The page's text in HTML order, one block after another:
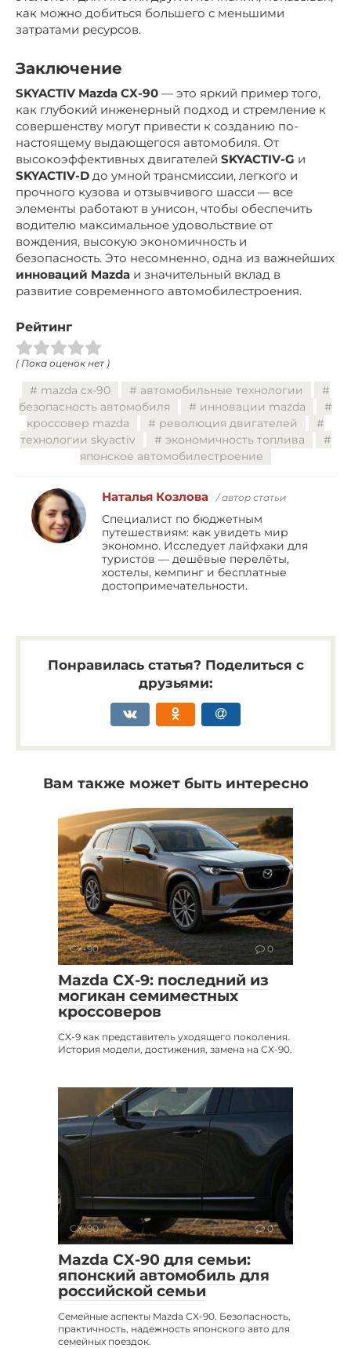
как можно добиться большего с меньшими
затратами ресурсов.
Заключение
SKYACTIV Mazda CX-90 — это яркий пример того,
как глубокий инженерный подход и стремление к
совершенству могут привести к созданию по-
настоящему выдающегося автомобиля. От
высокоэффективных двигателей SKYACTIV-G и
SKYACTIV-D до умной трансмиссии, легкого и
прочного кузова и отзывчивого шасси — все
элементы работают в унисон, чтобы обеспечить
водителю максимальное удовольствие от
вождения, высокую экономичность и
безопасность. Это несомненно, одна из важнейших
инноваций Mazda и значительный вклад в
развитие современного автомобилестроения.
Рейтинг
( Пока оценок нет )
mazda cx-90
автомобильные технологии
безопасность автомобиля
инновации mazda
кроссовер mazda
революция двигателей
технологии skyactiv
экономичность топлива
японское автомобилестроение
Наталья Козлова / автор статьи
Специалист по бюджетным
путешествиям: как увидеть мир
экономно. Исследует лайфхаки для
туристов — дешёвые перелёты,
хостелы, кемпинг и бесплатные
достопримечательности.
Понравилась статья? Поделиться с
друзьями:
Вам также может быть интересно
CX-90 0
Mazda CX-9: последний из
могикан семиместных
кроссоверов
CX-9 как представитель уходящего поколения.
История модели, достижения, замена на CX-90.
CX-90 0
Mazda CX-90 для семьи:
японский автомобиль для
российской семьи
Семейные аспекты Mazda CX-90. Безопасность,
практичность, надежность японского авто для
семейных поездок.